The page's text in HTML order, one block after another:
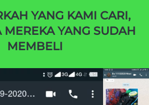
MEREKA YANG SUDAH
MEMBELI